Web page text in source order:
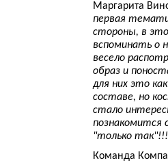
Маргарита
первая
стороны, в
вспоминать о
весело
образ и
для них это
составе, но
стало
познакомится
"только
Команда